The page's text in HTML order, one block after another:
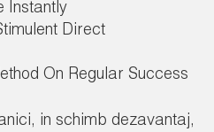
Instantly
Direct
On Regular Success
in schimb dezavantaj,